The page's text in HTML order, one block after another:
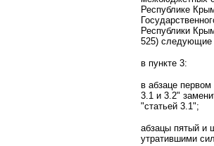
Республике
Республики
525) следующие
в пункте 3:
в абзаце
3.1 и 3.2"
"статьей 3.1";
абзацы пятый и
утратившими